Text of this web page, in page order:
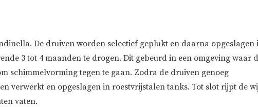
De druiven worden selectief geplukt en daarna opgeslagen
3 tot 4 maanden te drogen. Dit gebeurd in een omgeving waar
schimmelvorming tegen te gaan. Zodra de druiven genoeg
verwerkt en opgeslagen in roestvrijstalen tanks. Tot slot rijpt de
vaten.